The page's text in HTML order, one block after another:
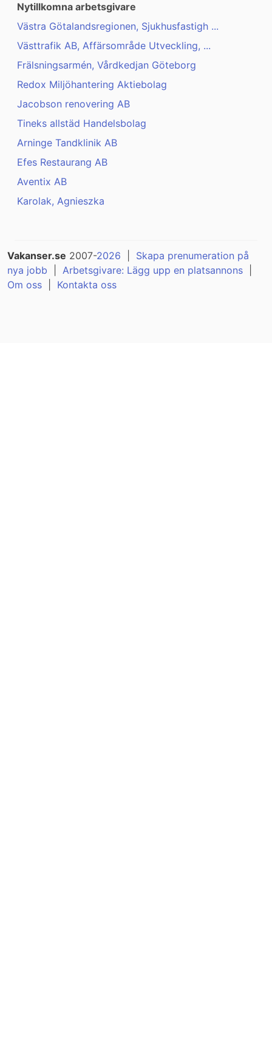
Nytillkomna arbetsgivare
Västra Götalandsregionen, Sjukhusfastigh ...
Västtrafik AB, Affärsområde Utveckling, ...
Frälsningsarmén, Vårdkedjan Göteborg
Redox Miljöhantering Aktiebolag
Jacobson renovering AB
Tineks allstäd Handelsbolag
Arninge Tandklinik AB
Efes Restaurang AB
Aventix AB
Karolak, Agnieszka
Vakanser.se 2007-2026
Skapa prenumeration på
nya jobb
Arbetsgivare: Lägg upp en platsannons
Om oss
Kontakta oss